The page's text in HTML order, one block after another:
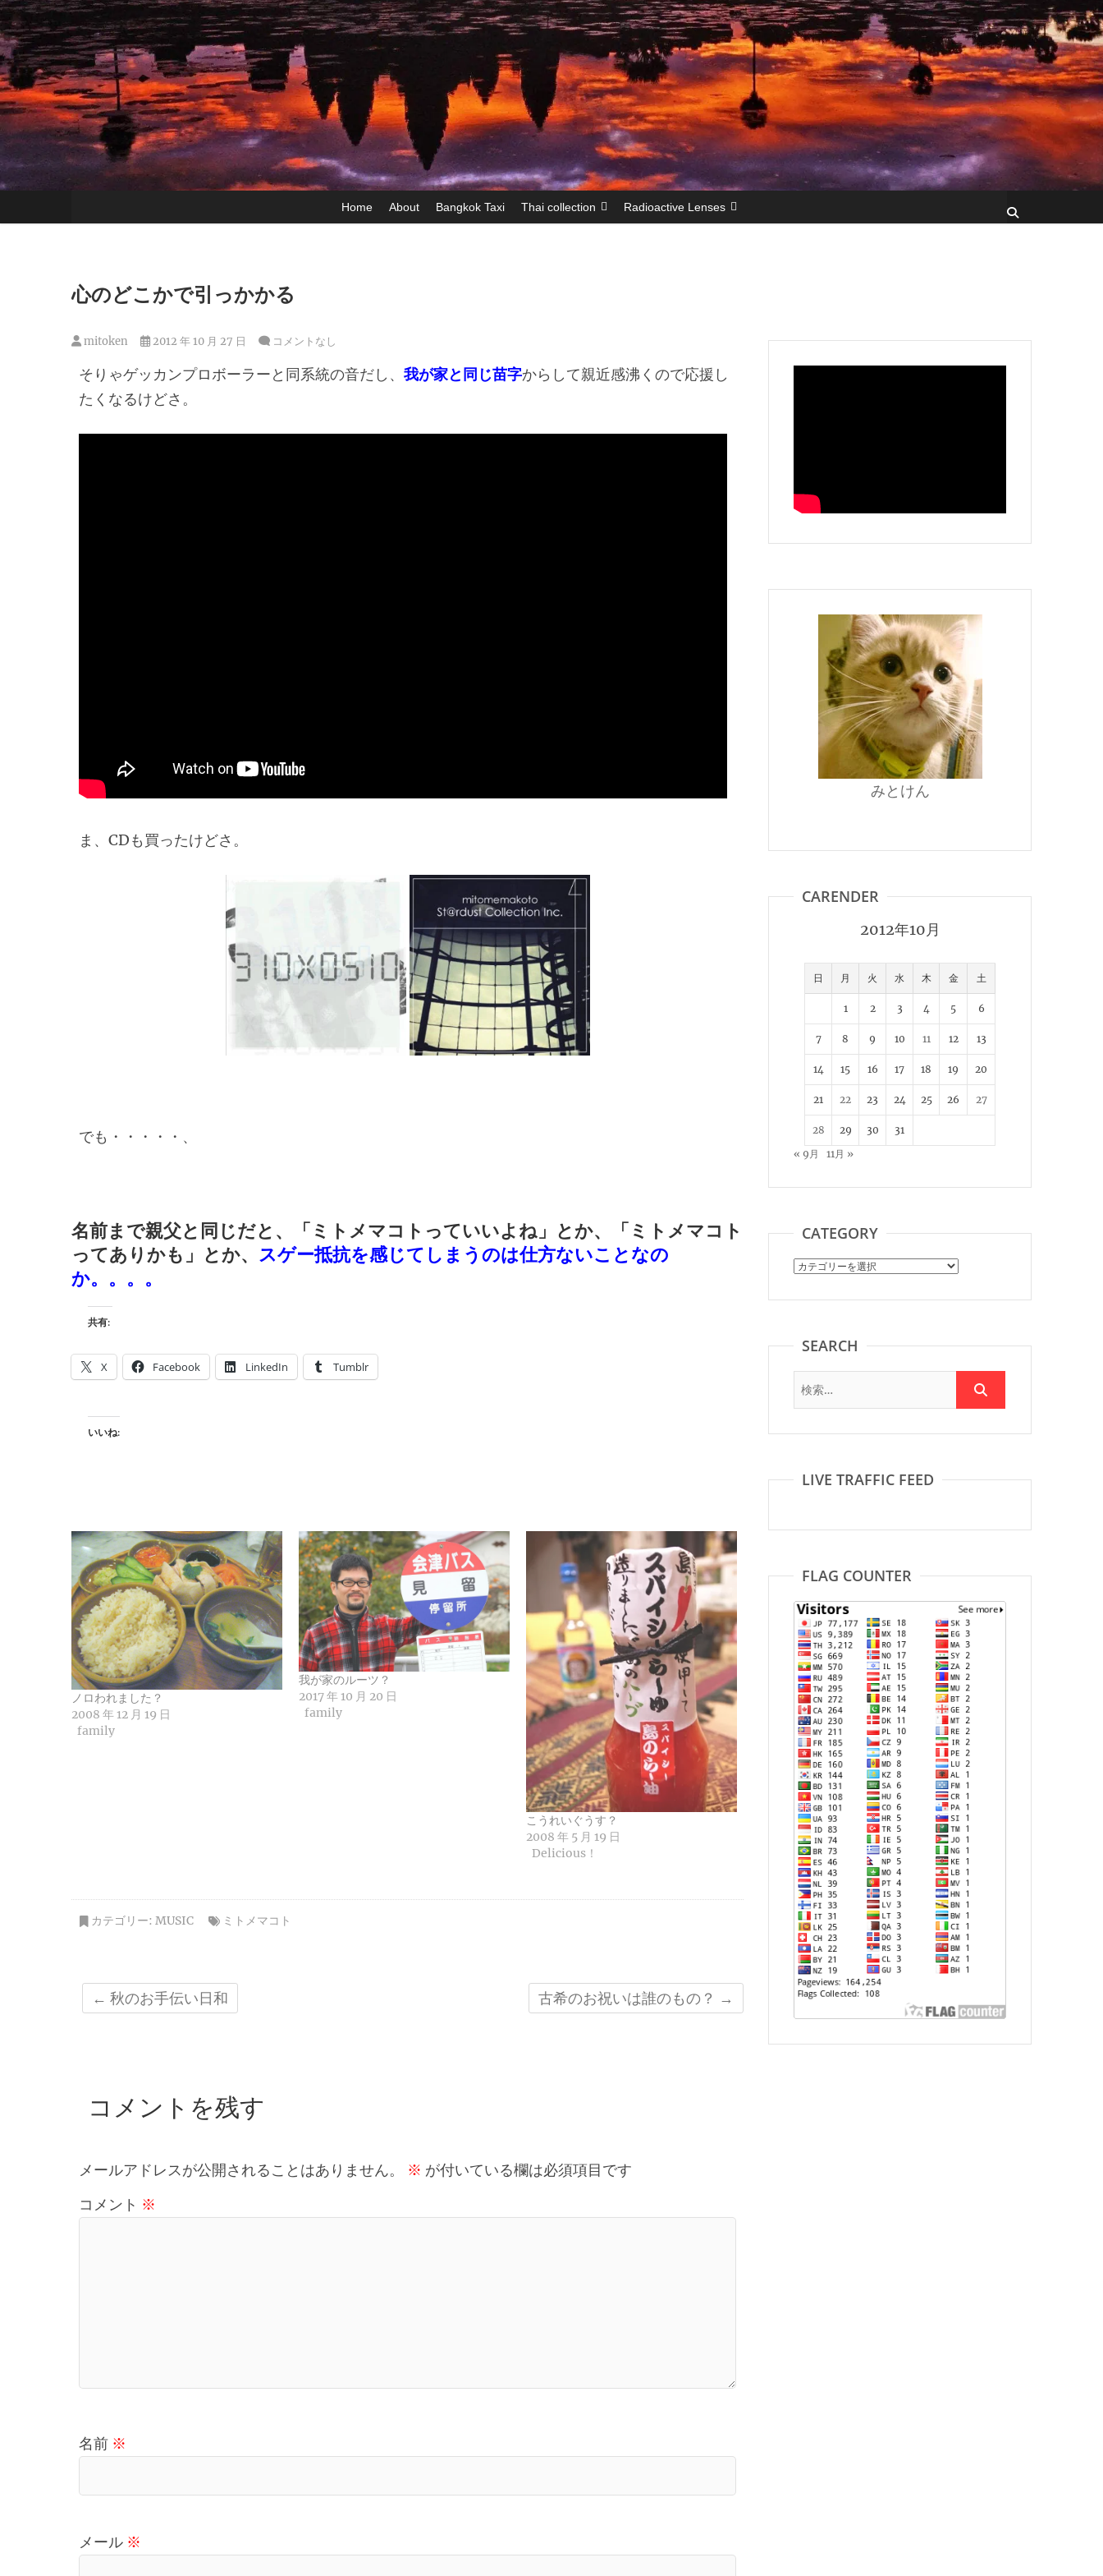
Home About Bangkok Taxi Thai collection Radioactive Lenses
心のどこかで引っかかる
mitoken 2012 年 10 月 27 日 コメントなし
そりゃゲッカンプロボーラーと同系統の音だし、 我が家と同じ苗字からして親近感沸くので応援し
たくなるけどさ。
ま、CDも買ったけどさ。
でも・・・・・、
名前まで親父と同じだと、 「ミトメマコトっていいよね」 とか、
「ミトメマコト
ってありかも」 とか、 スゲー抵抗を感じてしまうのは仕方ないことなの
か。。。。
共有:
X Facebook LinkedIn Tumblr
いいね:
ノロわれました？
2008 年 12 月 19 日
family
我が家のルーツ？
2017 年 10 月 20 日
family
こうれいぐうす？
2008 年 5 月 19 日
Delicious！
カテゴリー: MUSIC ミトメマコト
← 秋のお手伝い日和 古希のお祝いは誰のもの？ →
コメントを残す
メールアドレスが公開されることはありません。 ※ が付いている欄は必須項目です
コメント ※
名前 ※
メール ※
みとけん
CARENDER
2012年10月
日 月 火 水 木 金 土
1 2 3 4 5 6
7 8 9 10 11 12 13
14 15 16 17 18 19 20
21 22 23 24 25 26 27
28 29 30
31
« 9月
11月 »
CATEGORY
Category
SEARCH
LIVE TRAFFIC FEED
FLAG COUNTER